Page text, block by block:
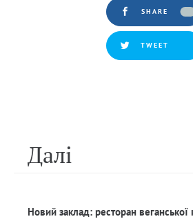
SHARE
TWEET
Далi
Новий заклад: ресторан веганської